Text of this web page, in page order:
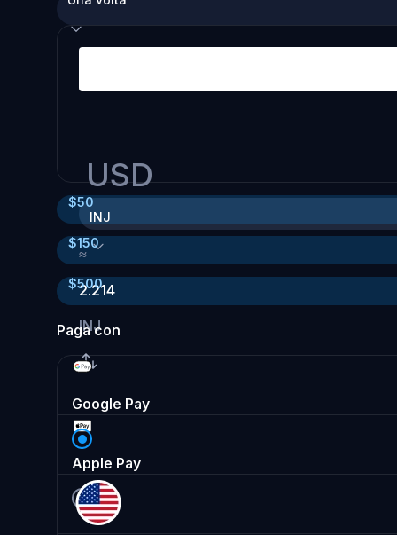
USD
INJ
≈
2.214
INJ
$50
$150
$500
Paga con
Google Pay
Apple Pay